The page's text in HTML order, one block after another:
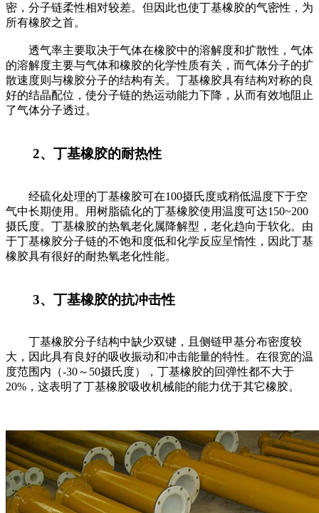
密，分子链柔性相对较差。但因此也使丁基橡胶的气密性，为
所有橡胶之首。
透气率主要取决于气体在橡胶中的溶解度和扩散性，气体
的溶解度主要与气体和橡胶的化学性质有关，而气体分子的扩
散速度则与橡胶分子的结构有关。丁基橡胶具有结构对称的良
好的结晶配位，使分子链的热运动能力下降，从而有效地阻止
了气体分子透过。
2、丁基橡胶的耐热性
经硫化处理的丁基橡胶可在100摄氏度或稍低温度下于空
气中长期使用。用树脂硫化的丁基橡胶使用温度可达150~200
摄氏度。丁基橡胶的热氧老化属降解型，老化趋向于软化。由
于丁基橡胶分子链的不饱和度低和化学反应呈惰性，因此丁基
橡胶具有很好的耐热氧老化性能。
3、丁基橡胶的抗冲击性
丁基橡胶分子结构中缺少双键，且侧链甲基分布密度较
大，因此具有良好的吸收振动和冲击能量的特性。在很宽的温
度范围内（-30～50摄氏度），丁基橡胶的回弹性都不大于
20%，这表明了丁基橡胶吸收机械能的能力优于其它橡胶。